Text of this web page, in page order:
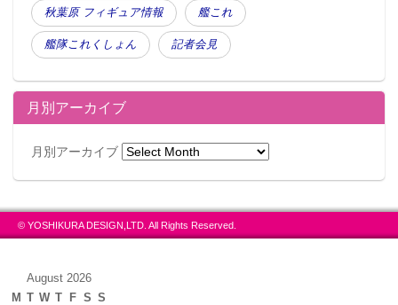
秋葉原 フィギュア情報 艦これ
艦隊これくしょん 記者会見
月別アーカイブ
月別アーカイブ
© YOSHIKURA DESIGN,LTD. All Rights Reserved.
August 2026
M T W T F S S